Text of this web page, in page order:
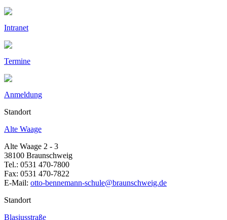
Intranet
Termine
Anmeldung
Standort
Alte Waage
Alte Waage 2 - 3
38100 Braunschweig
Tel.: 0531 470-7800
Fax: 0531 470-7822
E-Mail: otto-bennemann-schule@braunschweig.de
Standort
Blasiusstraße